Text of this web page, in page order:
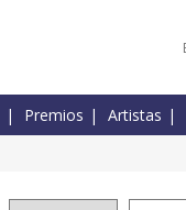
Premios Artistas